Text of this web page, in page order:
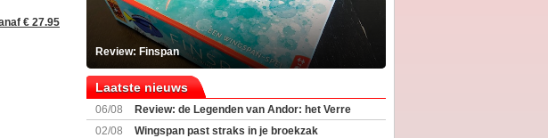
€ 27.95
Review: Finspan
Laatste nieuws
06/08
Review: de Legenden van Andor: het Verre
Land
02/08
Wingspan past straks in je broekzak